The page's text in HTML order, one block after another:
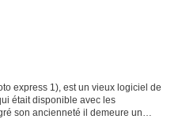
express 1), est un vieux logiciel de
était disponible avec les
son ancienneté il demeure un